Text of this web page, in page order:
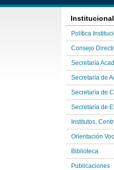
Institucional
Política
Consejo
Secretaría
Secretaría de
Secretaría de
Secretaría de
Institutos,
Orientación
Biblioteca
Publicaciones